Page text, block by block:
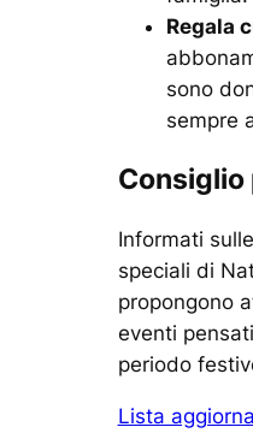
Regala
sono
sempre
Informati
speciali di
propongono
eventi
periodo
Lista